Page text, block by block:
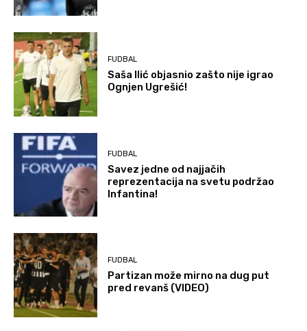
FUDBAL
Saša Ilić objasnio zašto nije igrao
Ognjen Ugrešić!
FUDBAL
Savez jedne od najjačih
reprezentacija na svetu podržao
Infantina!
FUDBAL
Partizan može mirno na dug put
pred revanš (VIDEO)